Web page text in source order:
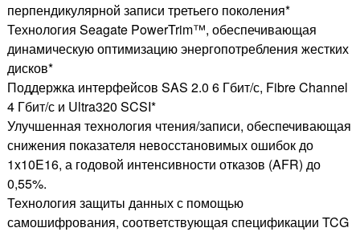
перпендикулярной записи третьего поколения*
Технология Seagate PowerTrim™, обеспечивающая
динамическую оптимизацию энергопотребления жестких
дисков*
Поддержка интерфейсов SAS 2.0 6 Гбит/с, Fibre Channel
4 Гбит/с и Ultra320 SCSI*
Улучшенная технология чтения/записи, обеспечивающая
снижения показателя невосстановимых ошибок до
1x10E16, а годовой интенсивности отказов (AFR) до
0,55%.
Технология защиты данных с помощью
самошифрования, соответствующая спецификации TCG